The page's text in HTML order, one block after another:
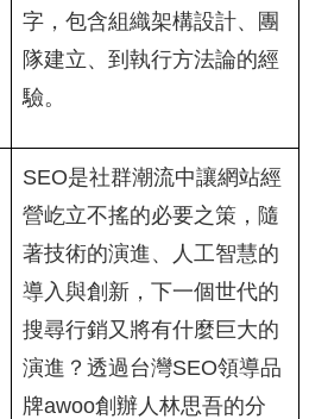
字，包含組織架構設計、團
隊建立、到執行方法論的經
驗。
SEO是社群潮流中讓網站經
營屹立不搖的必要之策，隨
著技術的演進、人工智慧的
導入與創新，下一個世代的
搜尋行銷又將有什麼巨大的
演進？透過台灣SEO領導品
牌awoo創辦人林思吾的分